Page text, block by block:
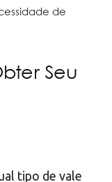
de
Seu
tipo de vale